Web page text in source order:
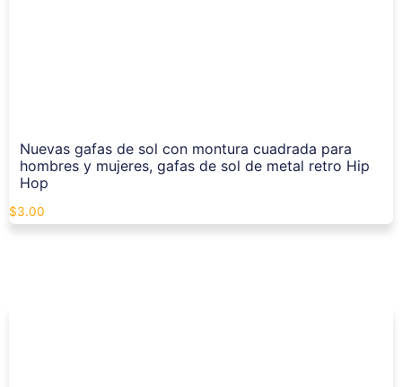
Nuevas gafas de sol con montura cuadrada para
hombres y mujeres, gafas de sol de metal retro Hip
Hop
$3.00